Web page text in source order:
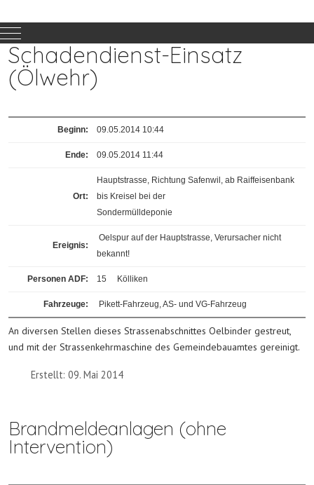
Mobile Menu Toggle
Schadendienst-Einsatz
(Ölwehr)
Beginn: 09.05.2014 10:44
Ende: 09.05.2014 11:44
Ort:
Hauptstrasse, Richtung Safenwil, ab Raiffeisenbank
bis Kreisel bei der
Sondermülldeponie
Ereignis:
Oelspur auf der Hauptstrasse, Verursacher nicht
bekannt!
Personen ADF: 15 Kölliken
Fahrzeuge: Pikett-Fahrzeug, AS- und VG-Fahrzeug
An diversen Stellen dieses Strassenabschnittes Oelbinder gestreut,
und mit der Strassenkehrmaschine des Gemeindebauamtes gereinigt.
Erstellt: 09. Mai 2014
Brandmeldeanlagen (ohne
Intervention)